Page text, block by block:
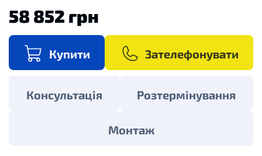
58 852 грн
Купити Зателефонувати
Консультація Розтермінування
Монтаж